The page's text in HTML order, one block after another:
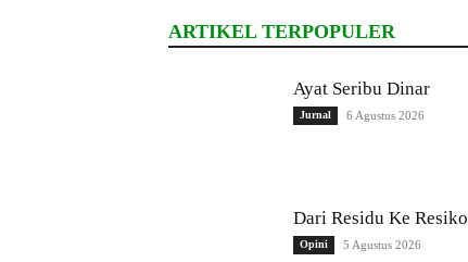
ARTIKEL TERPOPULER
Ayat Seribu Dinar
Jurnal 6 Agustus 2026
Dari Residu Ke Resiko
Opini 5 Agustus 2026